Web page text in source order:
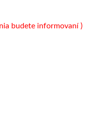
budete informovaní )